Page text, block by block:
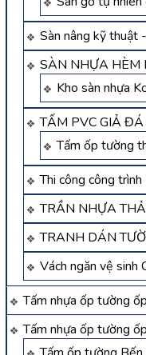
Sàn nâng kỹ thuật
SÀN NHỰA HÈM
Kho sàn nhựa
TẤM PVC GIẢ
Tấm ốp tường
Thi công công
TRẦN NHỰA
TRANH DÁN
Vách ngăn vệ sinh
Tấm nhựa ốp tường
Tấm nhựa ốp tường